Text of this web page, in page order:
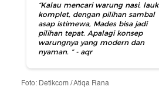
“Kalau mencari warung nasi, lauk
komplet, dengan pilihan sambal
asap istimewa, Mades bisa jadi
pilihan tepat. Apalagi konsep
warungnya yang modern dan
nyaman. ” - aqr
Foto: Detikcom / Atiqa Rana